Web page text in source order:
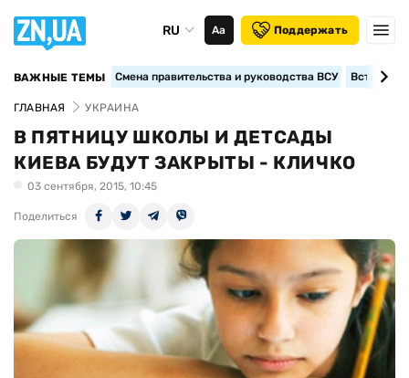
RU Аа Поддержать
ВАЖНЫЕ ТЕМЫ Смена правительства и руководства ВСУ
ГЛАВНАЯ УКРАИНА
В ПЯТНИЦУ ШКОЛЫ И ДЕТСАДЫ
КИЕВА БУДУТ ЗАКРЫТЫ - КЛИЧКО
03 сентября, 2015, 10:45
Поделиться